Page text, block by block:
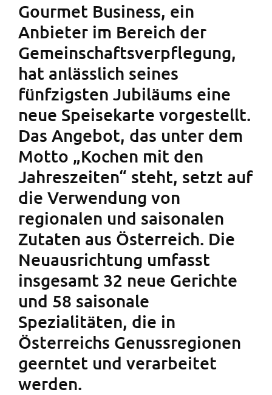
Gourmet Business, ein
Anbieter im Bereich der
Gemeinschaftsverpflegung,
hat anlässlich seines
fünfzigsten Jubiläums eine
neue Speisekarte vorgestellt.
Das Angebot, das unter dem
Motto „Kochen mit den
Jahreszeiten“ steht, setzt auf
die Verwendung von
regionalen und saisonalen
Zutaten aus Österreich. Die
Neuausrichtung umfasst
insgesamt 32 neue Gerichte
und 58 saisonale
Spezialitäten, die in
Österreichs Genussregionen
geerntet und verarbeitet
werden.